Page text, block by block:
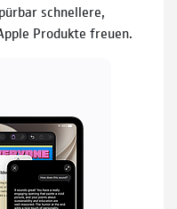
schnellere,
Produkte freuen.